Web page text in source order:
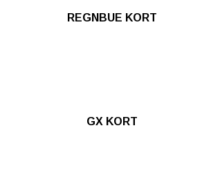
REGNBUE KORT
GX KORT